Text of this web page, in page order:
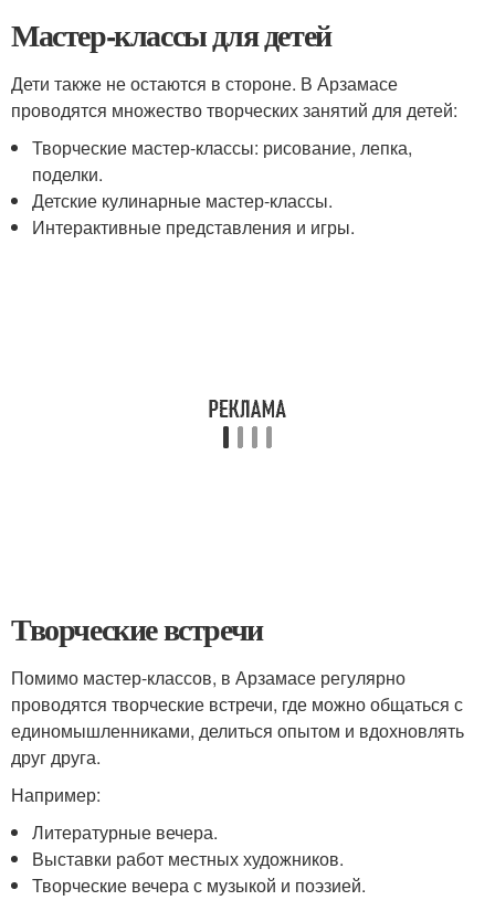
Мастер-классы для детей
Дети также не остаются в стороне. В Арзамасе
проводятся множество творческих занятий для детей:
Творческие мастер-классы: рисование, лепка,
поделки.
Детские кулинарные мастер-классы.
Интерактивные представления и игры.
Творческие встречи
Помимо мастер-классов, в Арзамасе регулярно
проводятся творческие встречи, где можно общаться с
единомышленниками, делиться опытом и вдохновлять
друг друга.
Например:
Литературные вечера.
Выставки работ местных художников.
Творческие вечера с музыкой и поэзией.